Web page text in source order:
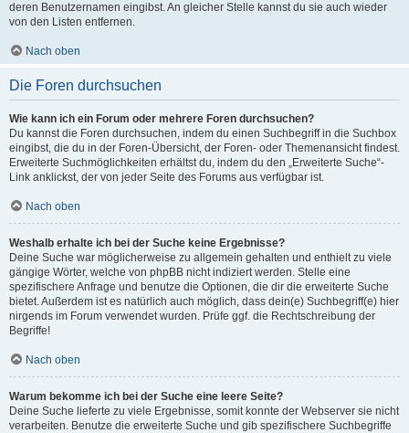
deren Benutzernamen eingibst. An gleicher Stelle kannst du sie auch wieder
von den Listen entfernen.
Nach oben
Die Foren durchsuchen
Wie kann ich ein Forum oder mehrere Foren durchsuchen?
Du kannst die Foren durchsuchen, indem du einen Suchbegriff in die Suchbox
eingibst, die du in der Foren-Übersicht, der Foren- oder Themenansicht findest.
Erweiterte Suchmöglichkeiten erhältst du, indem du den „Erweiterte Suche“-
Link anklickst, der von jeder Seite des Forums aus verfügbar ist.
Nach oben
Weshalb erhalte ich bei der Suche keine Ergebnisse?
Deine Suche war möglicherweise zu allgemein gehalten und enthielt zu viele
gängige Wörter, welche von phpBB nicht indiziert werden. Stelle eine
spezifischere Anfrage und benutze die Optionen, die dir die erweiterte Suche
bietet. Außerdem ist es natürlich auch möglich, dass dein(e) Suchbegriff(e) hier
nirgends im Forum verwendet wurden. Prüfe ggf. die Rechtschreibung der
Begriffe!
Nach oben
Warum bekomme ich bei der Suche eine leere Seite?
Deine Suche lieferte zu viele Ergebnisse, somit konnte der Webserver sie nicht
verarbeiten. Benutze die erweiterte Suche und gib spezifischere Suchbegriffe